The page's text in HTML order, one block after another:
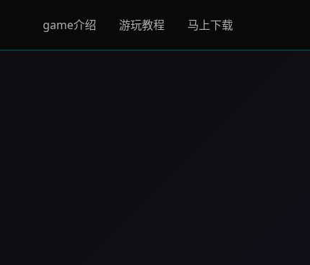
game介绍 游玩教程 马上下载